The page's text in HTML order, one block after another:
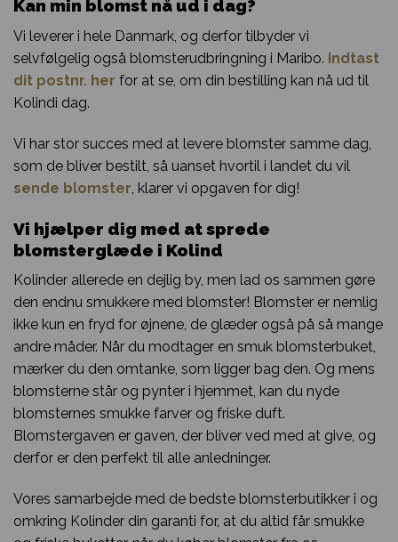
Kan min blomst nå ud i dag?
Vi leverer i hele Danmark, og derfor tilbyder vi
selvfølgelig også blomsterudbringning i Maribo. Indtast
dit postnr. her for at se, om din bestilling kan nå ud til
Kolindi dag.
Vi har stor succes med at levere blomster samme dag,
som de bliver bestilt, så uanset hvortil i landet du vil
sende blomster, klarer vi opgaven for dig!
Vi hjælper dig med at sprede
blomsterglæde i Kolind
Kolinder allerede en dejlig by, men lad os sammen gøre
den endnu smukkere med blomster! Blomster er nemlig
ikke kun en fryd for øjnene, de glæder også på så mange
andre måder. Når du modtager en smuk blomsterbuket,
mærker du den omtanke, som ligger bag den. Og mens
blomsterne står og pynter i hjemmet, kan du nyde
blomsternes smukke farver og friske duft.
Blomstergaven er gaven, der bliver ved med at give, og
derfor er den perfekt til alle anledninger.
Vores samarbejde med de bedste blomsterbutikker i og
omkring Kolinder din garanti for, at du altid får smukke